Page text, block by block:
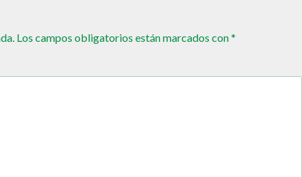
Los campos obligatorios están marcados con*